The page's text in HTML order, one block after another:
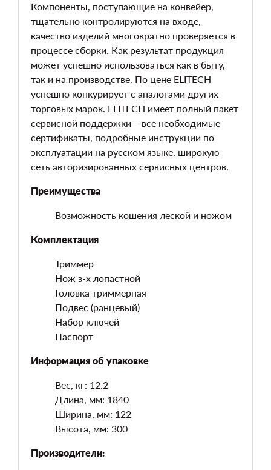
Компоненты, поступающие на конвейер,
тщательно контролируются на входе,
качество изделий многократно проверяется в
процессе сборки. Как результат продукция
может успешно использоваться как в быту,
так и на производстве. По цене ELITECH
успешно конкурирует с аналогами других
торговых марок. ELITECH имеет полный пакет
сервисной поддержки – все необходимые
сертификаты, подробные инструкции по
эксплуатации на русском языке, широкую
сеть авторизированных сервисных центров.
Преимущества
Возможность кошения леской и ножом
Комплектация
Триммер
Нож з-х лопастной
Головка триммерная
Подвес (ранцевый)
Набор ключей
Паспорт
Информация об упаковке
Вес, кг: 12.2
Длина, мм: 1840
Ширина, мм: 122
Высота, мм: 300
Производители: